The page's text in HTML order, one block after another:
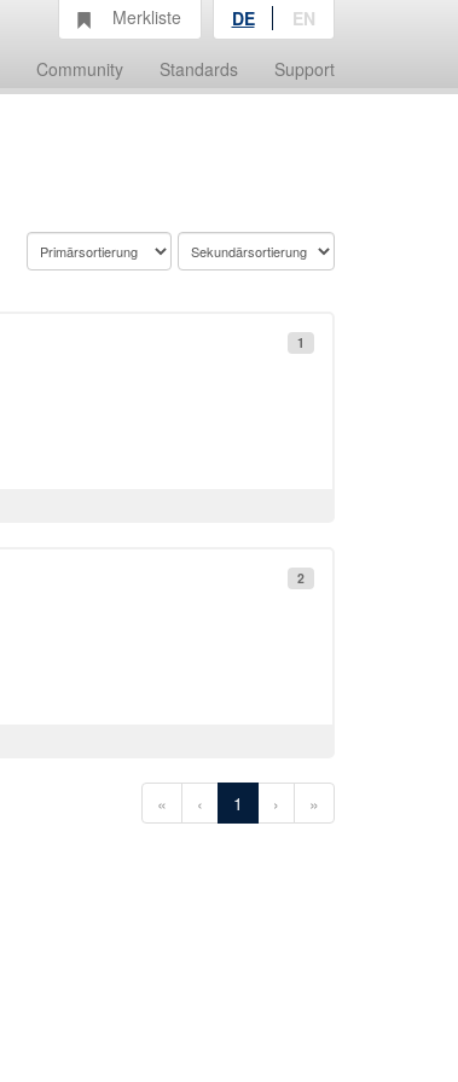
Community Standards Support
Merkliste DE EN
1
2
« ‹ 1 › »